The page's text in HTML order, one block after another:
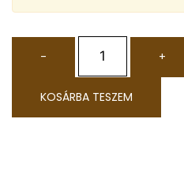
- +
KOSÁRBA TESZEM